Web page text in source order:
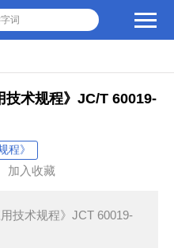
词
技术规程》JC/T 60019-
程》
加入收藏
技术规程》JCT 60019-